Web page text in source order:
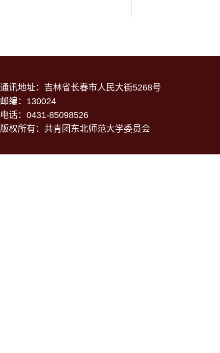
通讯地址：吉林省长春市人民大街5268号
邮编：130024
电话：0431-85098526
版权所有：共青团东北师范大学委员会